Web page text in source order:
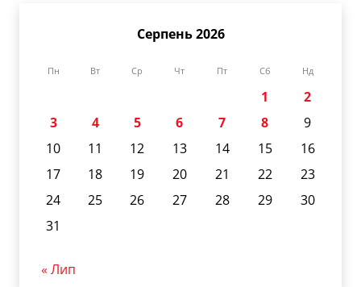
Серпень 2026
Пн Вт Ср Чт Пт Сб Нд
1
2
3
4 5 6 7 8
9
10
11 12 13 14 15
16
17
18 19 20 21 22
23
24
25 26 27 28 29
30
31
« Лип